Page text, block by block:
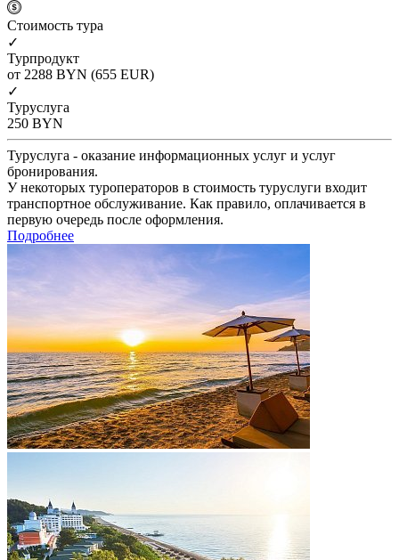
Cтоимость тура
✓
Турпродукт
от 2288 BYN (655 EUR)
✓
Туруслуга
250 BYN
Туруслуга - оказание информационных услуг и услуг
бронирования.
У некоторых туроператоров в стоимость туруслуги входит
транспортное обслуживание. Как правило, оплачивается в
первую очередь после оформления.
Подробнее